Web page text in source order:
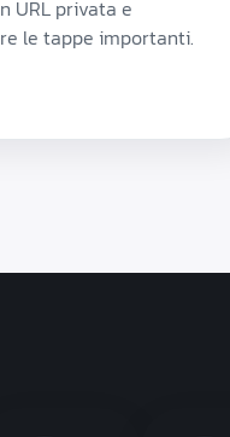
URL privata e
le tappe importanti.